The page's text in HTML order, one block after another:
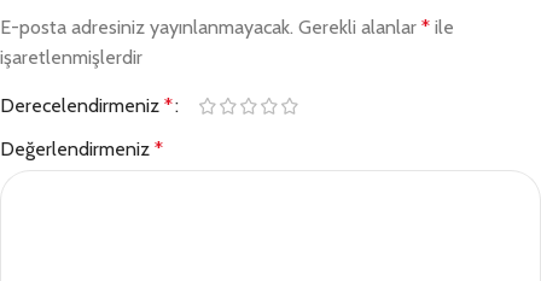
E-posta adresiniz yayınlanmayacak. Gerekli alanlar * ile
işaretlenmişlerdir
Derecelendirmeniz *
Değerlendirmeniz *